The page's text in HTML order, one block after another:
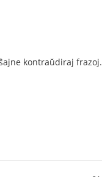
kontraŭdiraj frazoj.